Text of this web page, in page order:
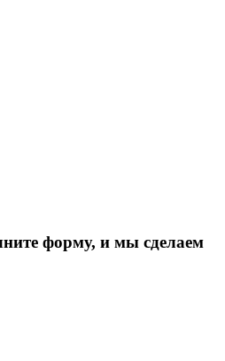
форму, и мы сделаем